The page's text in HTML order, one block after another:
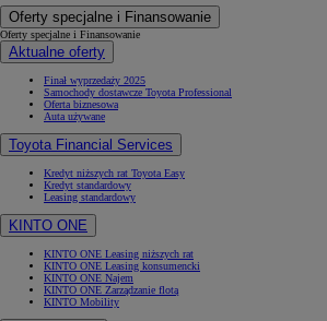
Oferty specjalne i Finansowanie
Oferty specjalne i Finansowanie
Aktualne oferty
Finał wyprzedaży 2025
Samochody dostawcze Toyota Professional
Oferta biznesowa
Auta używane
Toyota Financial Services
Kredyt niższych rat Toyota Easy
Kredyt standardowy
Leasing standardowy
KINTO ONE
KINTO ONE Leasing niższych rat
KINTO ONE Leasing konsumencki
KINTO ONE Najem
KINTO ONE Zarządzanie flotą
KINTO Mobility